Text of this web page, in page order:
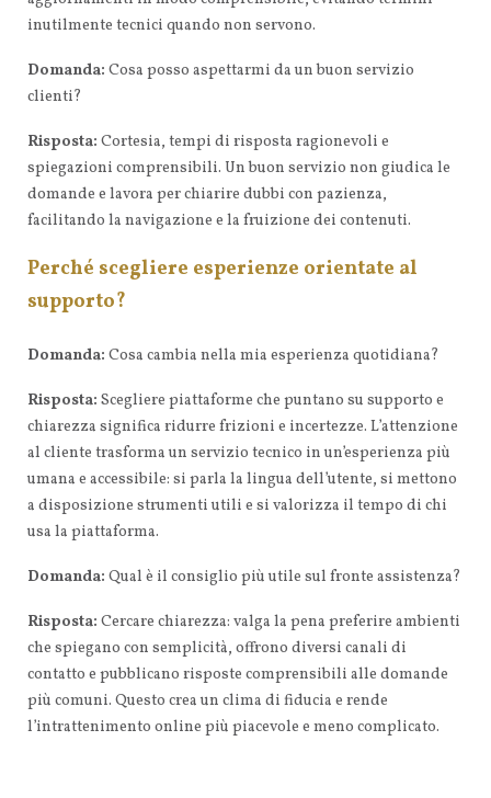
inutilmente tecnici quando non servono.
Domanda: Cosa posso aspettarmi da un buon servizio
clienti?
Risposta: Cortesia, tempi di risposta ragionevoli e
spiegazioni comprensibili. Un buon servizio non giudica le
domande e lavora per chiarire dubbi con pazienza,
facilitando la navigazione e la fruizione dei contenuti.
Perché scegliere esperienze orientate al
supporto?
Domanda: Cosa cambia nella mia esperienza quotidiana?
Risposta: Scegliere piattaforme che puntano su supporto e
chiarezza significa ridurre frizioni e incertezze. L’attenzione
al cliente trasforma un servizio tecnico in un’esperienza più
umana e accessibile: si parla la lingua dell’utente, si mettono
a disposizione strumenti utili e si valorizza il tempo di chi
usa la piattaforma.
Domanda: Qual è il consiglio più utile sul fronte assistenza?
Risposta: Cercare chiarezza: valga la pena preferire ambienti
che spiegano con semplicità, offrono diversi canali di
contatto e pubblicano risposte comprensibili alle domande
più comuni. Questo crea un clima di fiducia e rende
l’intrattenimento online più piacevole e meno complicato.